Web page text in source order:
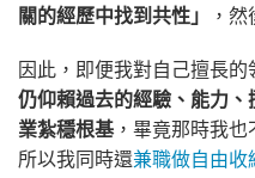
關的經歷中找到共性」
，然
因此，即便我對自己擅長
仍仰賴過去的經驗、能力
業紮穩根基，畢竟那時我也
所以我同時還兼職做自由收